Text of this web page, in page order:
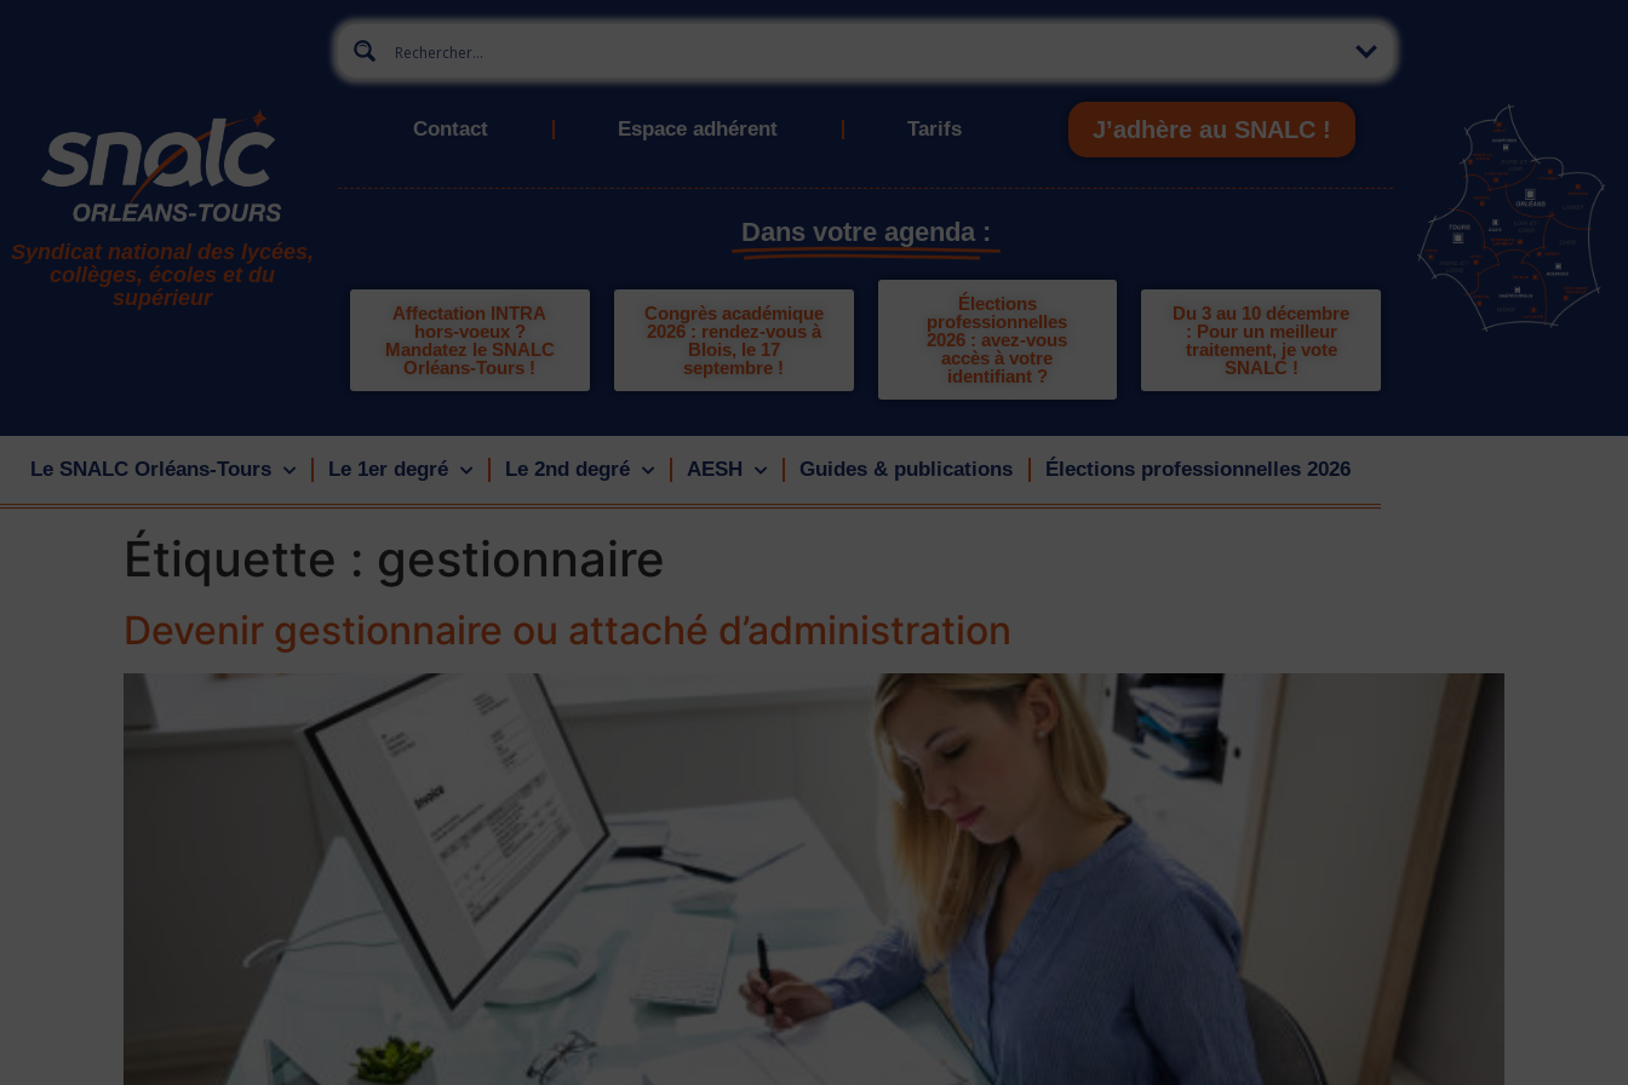
Syndicat national des lycées,
collèges, écoles et du
supérieur
Contact Espace adhérent Tarifs J’adhère au SNALC !
Dans votre agenda :
Affectation INTRA
hors-voeux ?
Mandatez le SNALC
Orléans-Tours !
Congrès académique
2026 : rendez-vous à
Blois, le 17
septembre !
Élections
professionnelles
2026 : avez-vous
accès à votre
identifiant ?
Du 3 au 10 décembre
: Pour un meilleur
traitement, je vote
SNALC !
Le SNALC Orléans-Tours Le 1er degré Le 2nd degré AESH Guides & publications Élections professionnelles 2026
Étiquette : gestionnaire
Devenir gestionnaire ou attaché d’administration